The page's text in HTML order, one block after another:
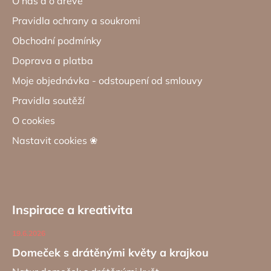
Pravidla ochrany a soukromi
Obchodní podmínky
Doprava a platba
Moje objednávka - odstoupení od smlouvy
Pravidla soutěží
O cookies
Nastavit cookies ❀
Inspirace a kreativita
Domeček s drátěnými květy a krajkou
19.6.2026